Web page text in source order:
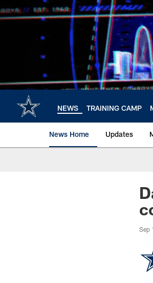
to
NEWS TRAINING CAMP
News Home Updates
Sep